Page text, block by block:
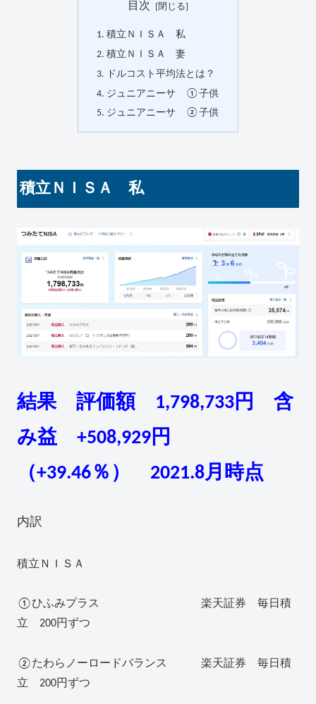
目次
積立ＮＩＳＡ 私
積立ＮＩＳＡ 妻
ドルコスト平均法とは？
ジュニアニーサ ①子供
ジュニアニーサ ②子供
積立ＮＩＳＡ 私
結果 評価額 1,798,733円 含
み益 +508,929円
（+39.46％） 2021.8月時点
内訳
積立ＮＩＳＡ
①ひふみプラス 楽天証券 毎日積
立 200円ずつ
②たわらノーロードバランス 楽天証券 毎日積
立 200円ずつ